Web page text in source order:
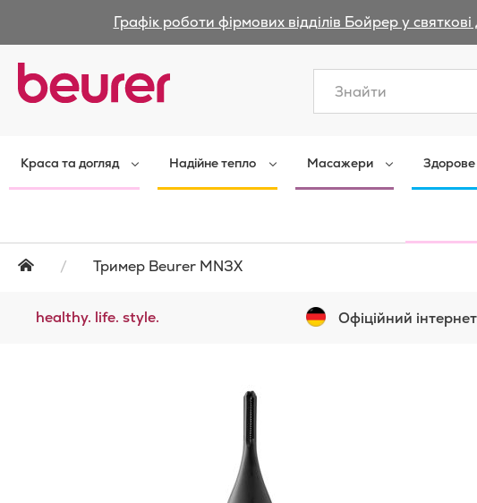
Графік роботи фірмових відділів Бойрер у святкові
Закрити
Краса та догляд Надійне тепло Масажери Здорове
Тример Beurer MN3X
healthy. life. style. Офіційний